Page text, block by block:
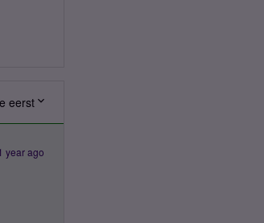
eerst
year ago